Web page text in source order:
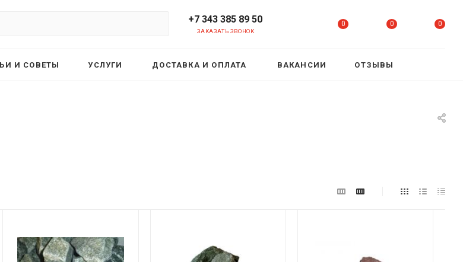
+7 343 385 89 50
ЗАКАЗАТЬ ЗВОНОК
0 0 0
И СОВЕТЫ УСЛУГИ ДОСТАВКА И ОПЛАТА ВАКАНСИИ ОТЗЫВЫ